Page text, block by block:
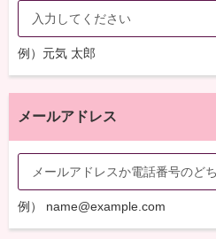
例）元気 太郎
メールアドレス
例） name@example.com